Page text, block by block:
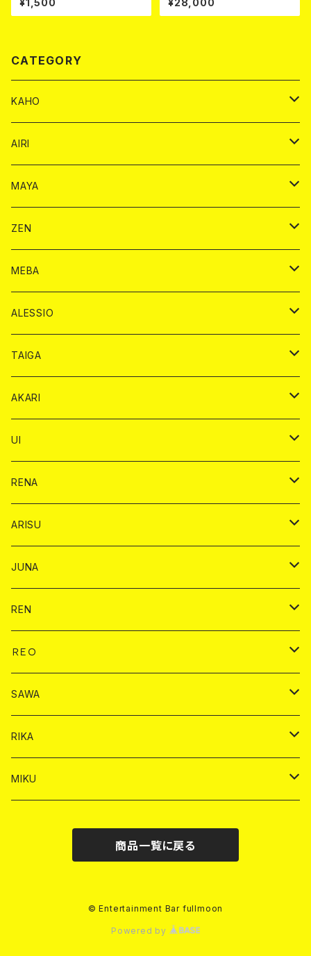
¥1,500 ¥28,000
CATEGORY
KAHO
シャンパンカード
モエシャンドン カード
ヴーヴクリコ カード
BAIKA カード
ノーマル カード
プレミアム カード
ドリンク カード
１ドリンクカード
ショット
チェキ カード
チェキ １５００円
AIRI
シャンパン カード
モエシャンドン カード
ヴーヴクリコ カード
BAIKA カード
ノーマル カード
プレミアム カード
ドリンク カード
１ドリンク カード
ショット
チェキ カード
チェキ １５００円
MAYA
ドリンク
1ドリンク
ショット
チェキ
BAIKA
ZEN
ドリンク
シャンパン
ショット
チェキ
BAIKA
MEBA
ドリンク
シャンパンカード
ドリンクカード
チップ
チェキ
ALESSIO
ドリンク
シャンパン
1ドリンク
チップ
TAIGA
ドリンク
シャンパン
1ドリンク
チップ
AKARI
ドリンク
1ドリンク
ショット
UI
バイカ
ドリンク
シャンパン
ドリンク
チェキ
RENA
バイカ
ドリンク
ドリンク
ヤードグラス
チェキ
ARISU
バイカ
ドリンク
ドリンク
シャンパン
チェキ
JUNA
バイカ
ドリンク
シャンパン
ヤードグラス
チェキ
REN
バイカ
ドリンク
ショット
シャンパン
チェキ
ＲＥＯ
ドリンク
シャンパン
ショット
バイカ
チェキ
SAWA
ドリンク
シャンパン
バイカ
RIKA
ドリンク
MIKU
商品一覧に戻る
© Entertainment Bar fullmoon
Powered by